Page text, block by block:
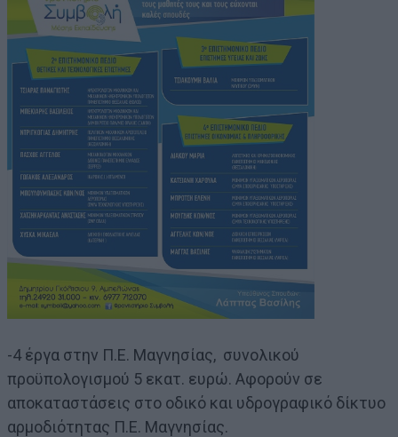
-4 έργα στην Π.Ε. Μαγνησίας, συνολικού
προϋπολογισμού 5 εκατ. ευρώ. Αφορούν σε
αποκαταστάσεις στο οδικό και υδρογραφικό δίκτυο
αρμοδιότητας Π.Ε. Μαγνησίας.